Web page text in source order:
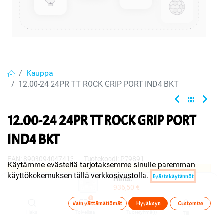
Hinta:
936,50 €
0
Toivelista Tuoteryhmä(t)
Kauppa
12.00-24 24PR TT ROCK GRIP PORT IND4 BKT
12.00-24 24PR TT ROCK GRIP PORT
IND4 BKT
EAN: 8903094047413 Tuotekoodi: P79891
Tuote on myyty tai sitä ei ole juuri nyt saatavilla.
Käytämme evästeitä tarjotaksemme sinulle paremman
käyttökokemuksen tällä verkkosivustolla.
Evästekäytännöt
Vain välttämättömät Hyväksyn Customize